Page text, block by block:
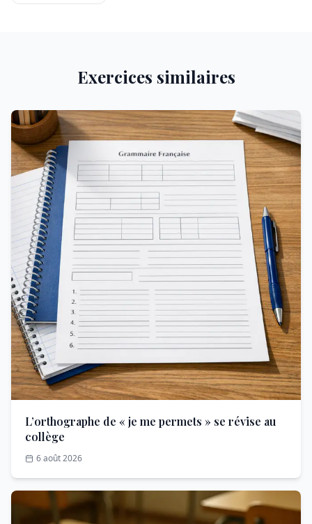
Exercices similaires
L’orthographe de « je me permets » se révise au
collège
6 août 2026